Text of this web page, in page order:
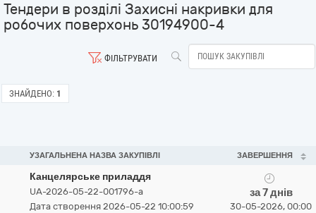
Тендери в розділі Захисні накривки для
робочих поверхонь 30194900-4
ФІЛЬТРУВАТИ
ЗНАЙДЕНО: 1
УЗАГАЛЬНЕНА НАЗВА ЗАКУПІВЛІ ЗАВЕРШЕННЯ
Канцелярське приладдя
UA-2026-05-22-001796-a
Дата створення 2026-05-22 10:00:59
за 7 днів
30-05-2026, 00:00